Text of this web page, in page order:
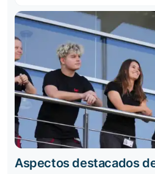
Aspectos destacados